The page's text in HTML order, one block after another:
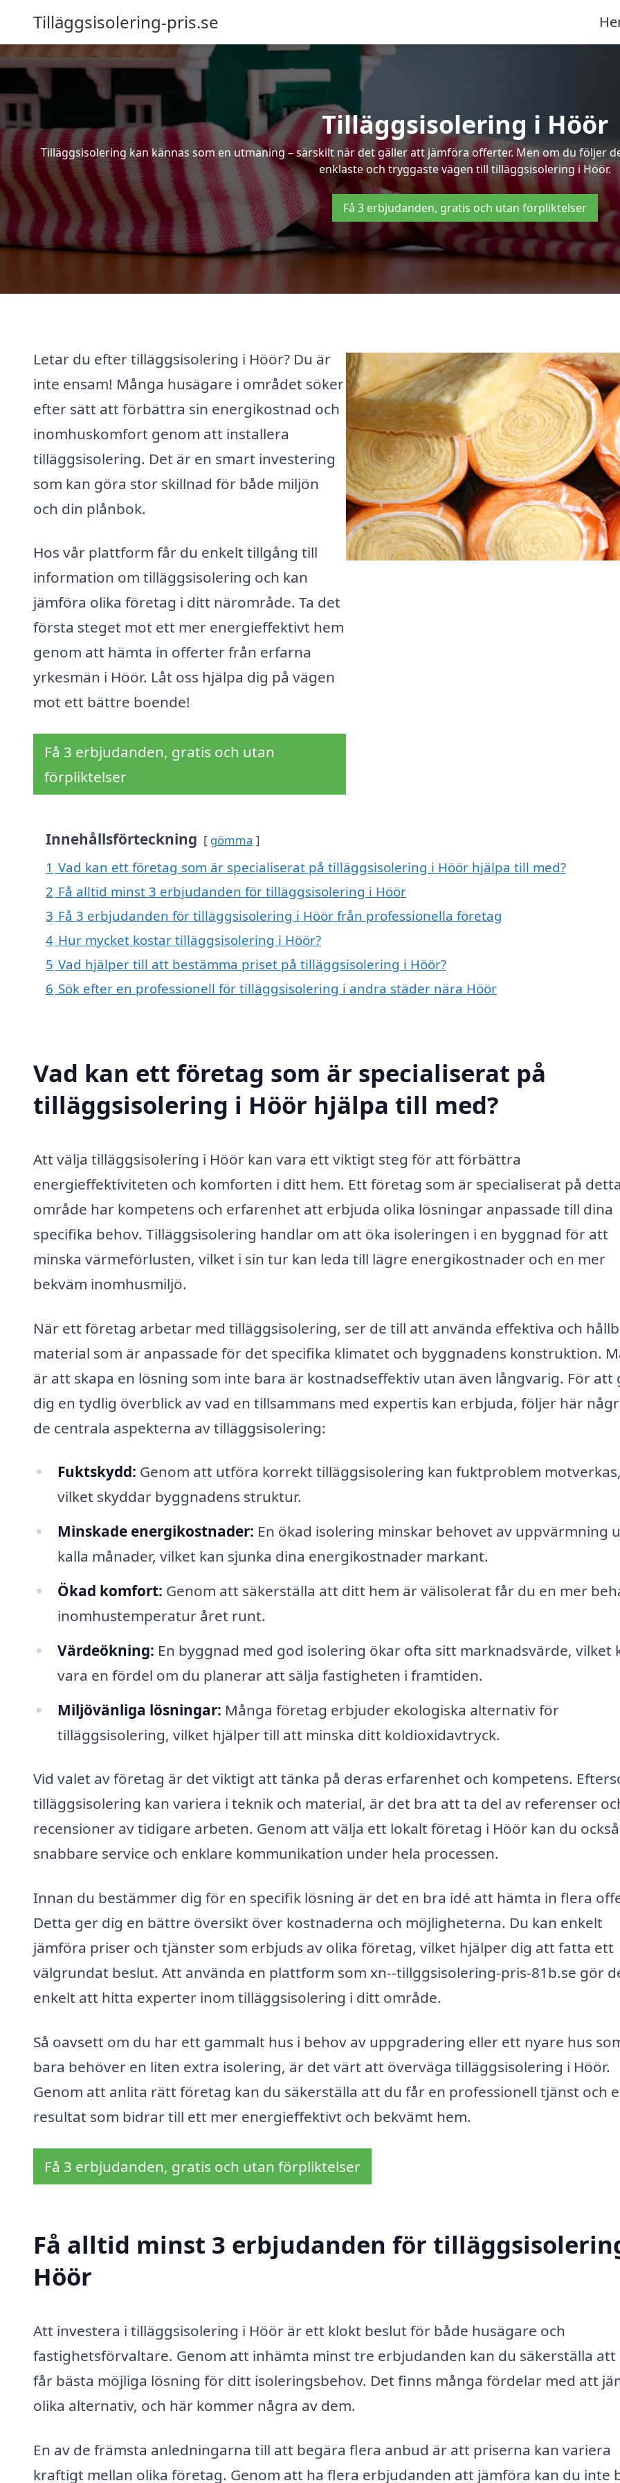
Tilläggsisolering-pris.se
Tilläggsisolering i Höör
Tilläggsisolering kan kännas som en utmaning – särskilt när det gäller att jämföra offerter. Men om du följer
enklaste och tryggaste vägen till tilläggsisolering i Höör.
Få 3 erbjudanden, gratis och utan förpliktelser
Letar du efter tilläggsisolering i Höör? Du är
inte ensam! Många husägare i området söker
efter sätt att förbättra sin energikostnad och
inomhuskomfort genom att installera
tilläggsisolering. Det är en smart investering
som kan göra stor skillnad för både miljön
och din plånbok.
Hos vår plattform får du enkelt tillgång till
information om tilläggsisolering och kan
jämföra olika företag i ditt närområde. Ta det
första steget mot ett mer energieffektivt hem
genom att hämta in offerter från erfarna
yrkesmän i Höör. Låt oss hjälpa dig på vägen
mot ett bättre boende!
Få 3 erbjudanden, gratis och utan
förpliktelser
Innehållsförteckning gömma
1 Vad kan ett företag som är specialiserat på tilläggsisolering i Höör hjälpa till med?
2 Få alltid minst 3 erbjudanden för tilläggsisolering i Höör
3 Få 3 erbjudanden för tilläggsisolering i Höör från professionella företag
4 Hur mycket kostar tilläggsisolering i Höör?
5 Vad hjälper till att bestämma priset på tilläggsisolering i Höör?
6 Sök efter en professionell för tilläggsisolering i andra städer nära Höör
Vad kan ett företag som är specialiserat på
tilläggsisolering i Höör hjälpa till med?
Att välja tilläggsisolering i Höör kan vara ett viktigt steg för att förbättra
energieffektiviteten och komforten i ditt hem. Ett företag som är specialiserat på
område har kompetens och erfarenhet att erbjuda olika lösningar anpassade till dina
specifika behov. Tilläggsisolering handlar om att öka isoleringen i en byggnad för att
minska värmeförlusten, vilket i sin tur kan leda till lägre energikostnader och en mer
bekväm inomhusmiljö.
När ett företag arbetar med tilläggsisolering, ser de till att använda effektiva och
material som är anpassade för det specifika klimatet och byggnadens konstruktion.
är att skapa en lösning som inte bara är kostnadseffektiv utan även långvarig. För att
dig en tydlig överblick av vad en tillsammans med expertis kan erbjuda, följer här
de centrala aspekterna av tilläggsisolering:
Fuktskydd: Genom att utföra korrekt tilläggsisolering kan fuktproblem
vilket skyddar byggnadens struktur.
Minskade energikostnader: En ökad isolering minskar behovet av uppvärmning
kalla månader, vilket kan sjunka dina energikostnader markant.
Ökad komfort: Genom att säkerställa att ditt hem är välisolerat får du en mer
inomhustemperatur året runt.
Värdeökning: En byggnad med god isolering ökar ofta sitt marknadsvärde, vilket
vara en fördel om du planerar att sälja fastigheten i framtiden.
Miljövänliga lösningar: Många företag erbjuder ekologiska alternativ för
tilläggsisolering, vilket hjälper till att minska ditt koldioxidavtryck.
Vid valet av företag är det viktigt att tänka på deras erfarenhet och kompetens.
tilläggsisolering kan variera i teknik och material, är det bra att ta del av referenser
recensioner av tidigare arbeten. Genom att välja ett lokalt företag i Höör kan du
snabbare service och enklare kommunikation under hela processen.
Innan du bestämmer dig för en specifik lösning är det en bra idé att hämta in flera
Detta ger dig en bättre översikt över kostnaderna och möjligheterna. Du kan enkelt
jämföra priser och tjänster som erbjuds av olika företag, vilket hjälper dig att fatta ett
välgrundat beslut. Att använda en plattform som xn--tillggsisolering-pris-81b.se gör
enkelt att hitta experter inom tilläggsisolering i ditt område.
Så oavsett om du har ett gammalt hus i behov av uppgradering eller ett nyare hus
bara behöver en liten extra isolering, är det värt att överväga tilläggsisolering i Höör.
Genom att anlita rätt företag kan du säkerställa att du får en professionell tjänst och
resultat som bidrar till ett mer energieffektivt och bekvämt hem.
Få 3 erbjudanden, gratis och utan förpliktelser
Få alltid minst 3 erbjudanden för
Höör
Att investera i tilläggsisolering i Höör är ett klokt beslut för både husägare och
fastighetsförvaltare. Genom att inhämta minst tre erbjudanden kan du säkerställa att
får bästa möjliga lösning för ditt isoleringsbehov. Det finns många fördelar med att
olika alternativ, och här kommer några av dem.
En av de främsta anledningarna till att begära flera anbud är att priserna kan variera
kraftigt mellan olika företag. Genom att ha flera erbjudanden att jämföra kan du inte